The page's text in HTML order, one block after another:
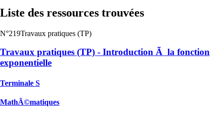
Liste des ressources trouvées
N°219Travaux pratiques (TP)
Travaux pratiques (TP) - Introduction Ã la fonction
exponentielle
Terminale S
MathÃ©matiques